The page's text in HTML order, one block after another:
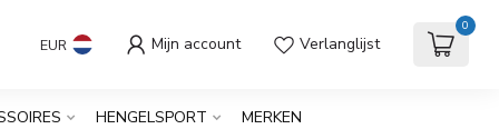
EUR Mijn account Verlanglijst
0
HENGELSPORT MERKEN